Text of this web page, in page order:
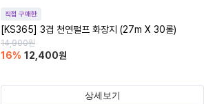
직접 구매한
[KS365] 3겹 천연펄프 화장지 (27m X 30롤)
14,900원
16% 12,400원
상세보기